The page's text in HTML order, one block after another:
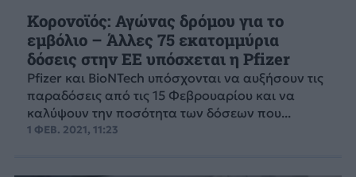
Κορονοϊός: Αγώνας δρόμου για το
εμβόλιο – Άλλες 75 εκατομμύρια
δόσεις στην ΕΕ υπόσχεται η Pfizer
Pfizer και BioNTech υπόσχονται να αυξήσουν τις
παραδόσεις από τις 15 Φεβρουαρίου και να
καλύψουν την ποσότητα των δόσεων που...
1 ΦΕΒ. 2021, 11:23